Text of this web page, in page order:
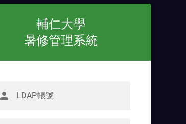
輔仁大學
暑修管理系統
person LDAP帳號